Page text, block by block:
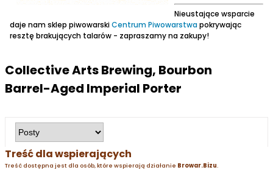
Nieustające wsparcie
daje nam sklep piwowarskiCentrum Piwowarstwapokrywając
resztę brakujących talarów - zapraszamy na zakupy!
Collective Arts Brewing, Bourbon
Barrel-Aged Imperial Porter
Treść dla wspierających
Treść dostępna jest dla osób, które wspierają działanie Browar.Bizu.